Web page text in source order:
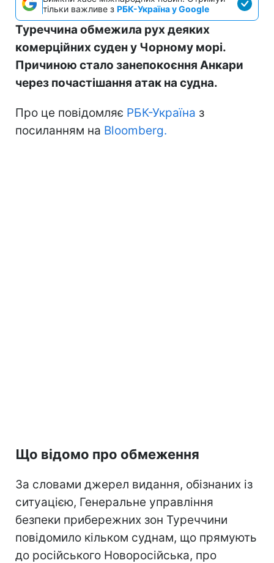
тільки важливе з РБК-Україна у Google
Туреччина обмежила рух деяких
комерційних суден у Чорному морі.
Причиною стало занепокоєння Анкари
через почастішання атак на судна.
Про це повідомляє РБК-Україна з
посиланням на Bloomberg.
Що відомо про обмеження
За словами джерел видання, обізнаних із
ситуацією, Генеральне управління
безпеки прибережних зон Туреччини
повідомило кільком суднам, що прямують
до російського Новоросійська, про